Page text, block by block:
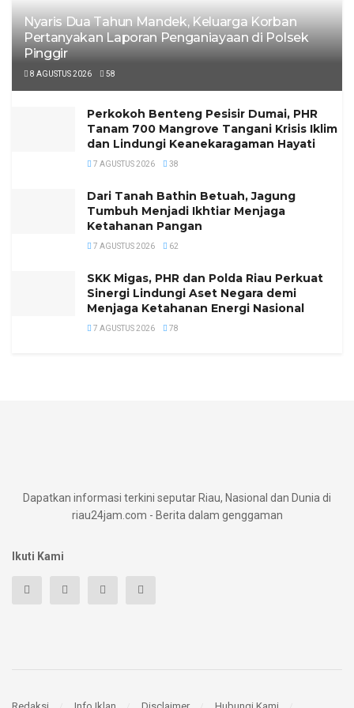
Nyaris Dua Tahun Mandek, Keluarga Korban
Pertanyakan Laporan Penganiayaan di Polsek
Pinggir
8 AGUSTUS 2026 58
Perkokoh Benteng Pesisir Dumai, PHR
Tanam 700 Mangrove Tangani Krisis Iklim
dan Lindungi Keanekaragaman Hayati
7 AGUSTUS 2026 38
Dari Tanah Bathin Betuah, Jagung
Tumbuh Menjadi Ikhtiar Menjaga
Ketahanan Pangan
7 AGUSTUS 2026 62
SKK Migas, PHR dan Polda Riau Perkuat
Sinergi Lindungi Aset Negara demi
Menjaga Ketahanan Energi Nasional
7 AGUSTUS 2026 78
Dapatkan informasi terkini seputar Riau, Nasional dan Dunia di
riau24jam.com - Berita dalam genggaman
Ikuti Kami
Redaksi Info Iklan Disclaimer Hubungi Kami